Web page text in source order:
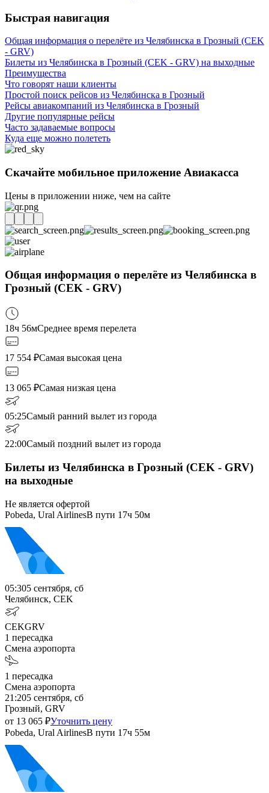
Быстрая навигация
Общая информация о перелёте из Челябинска в Грозный (CEK
- GRV)
Билеты из Челябинска в Грозный (CEK - GRV) на выходные
Преимущества
Что говорят наши клиенты
Простой поиск рейсов из Челябинска в Грозный
Рейсы авиакомпаний из Челябинска в Грозный
Другие популярные рейсы
Часто задаваемые вопросы
Куда еще можно полететь
Скачайте мобильное приложение Авиакасса
Цены в приложении ниже, чем на сайте
Общая информация о перелёте из Челябинска в
Грозный (CEK - GRV)
18ч 56мСреднее время перелета
17 554 ₽Самая высокая цена
13 065 ₽Самая низкая цена
05:25Самый ранний вылет из города
22:00Самый поздний вылет из города
Билеты из Челябинска в Грозный (CEK - GRV)
на выходные
Не является офертой
Pobeda, Ural AirlinesВ пути 17ч 50м
05:305 сентября, сб
Челябинск, CEK
CEKGRV
1 пересадка
Смена аэропорта
1 пересадка
Смена аэропорта
21:205 сентября, сб
Грозный, GRV
от 13 065 ₽Уточнить цену
Pobeda, Ural AirlinesВ пути 17ч 55м